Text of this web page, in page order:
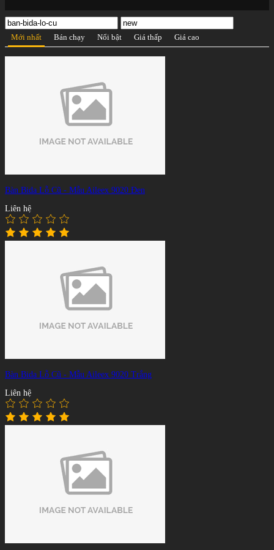
Mới nhất Bán chạy Nổi bật Giá thấp Giá cao
Bàn Bida Lỗ Cũ - Mẫu Aileex 9020 Đen
Liên hệ
Bàn Bida Lỗ Cũ - Mẫu Aileex 9020 Trắng
Liên hệ